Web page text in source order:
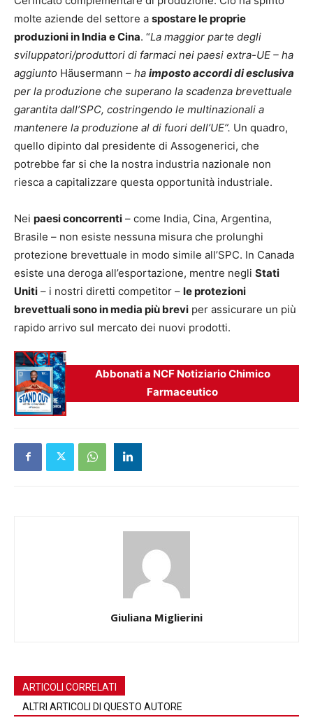
molte aziende del settore a spostare le proprie
produzioni in India e Cina. “La maggior parte degli
sviluppatori/produttori di farmaci nei paesi extra-UE – ha
aggiunto Häusermann – ha imposto accordi di esclusiva
per la produzione che superano la scadenza brevettuale
garantita dall’SPC, costringendo le multinazionali a
mantenere la produzione al di fuori dell’UE”. Un quadro,
quello dipinto dal presidente di Assogenerici, che
potrebbe far si che la nostra industria nazionale non
riesca a capitalizzare questa opportunità industriale.
Nei paesi concorrenti – come India, Cina, Argentina,
Brasile – non esiste nessuna misura che prolunghi
protezione brevettuale in modo simile all’SPC. In Canada
esiste una deroga all’esportazione, mentre negli Stati
Uniti – i nostri diretti competitor – le protezioni
brevettuali sono in media più brevi per assicurare un più
rapido arrivo sul mercato dei nuovi prodotti.
Abbonati a NCF Notiziario Chimico
Farmaceutico
Giuliana Miglierini
ARTICOLI CORRELATI
ALTRI ARTICOLI DI QUESTO AUTORE